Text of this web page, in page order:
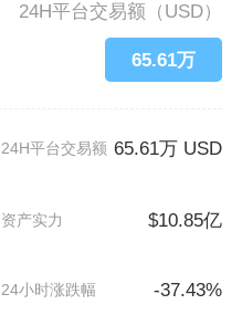
24H平台交易额（USD）
65.61万
24H平台交易额 65.61万 USD
资产实力 $10.85亿
24小时涨跌幅 -37.43%